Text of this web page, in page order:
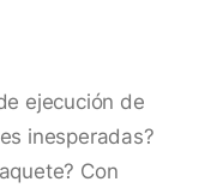
ejecución de
inesperadas?
Con